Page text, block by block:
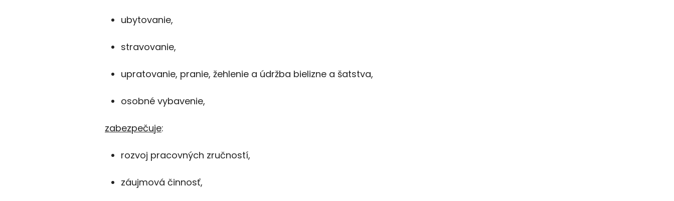
ubytovanie,
stravovanie,
upratovanie, pranie, žehlenie a údržba bielizne a šatstva,
osobné vybavenie,
zabezpečuje:
rozvoj pracovných zručností,
záujmová činnosť,